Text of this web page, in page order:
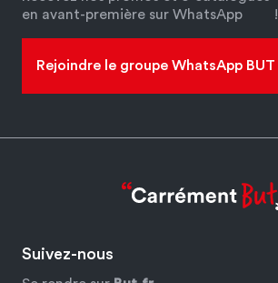
en avant-première sur WhatsApp
!
Rejoindre le groupe WhatsApp BUT
Suivez-nous